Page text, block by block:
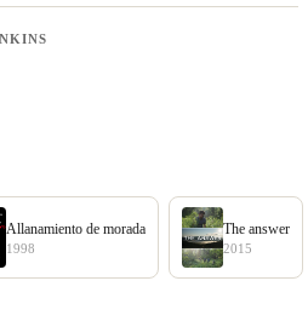
Allanamiento de morada
1998
The answer
2015